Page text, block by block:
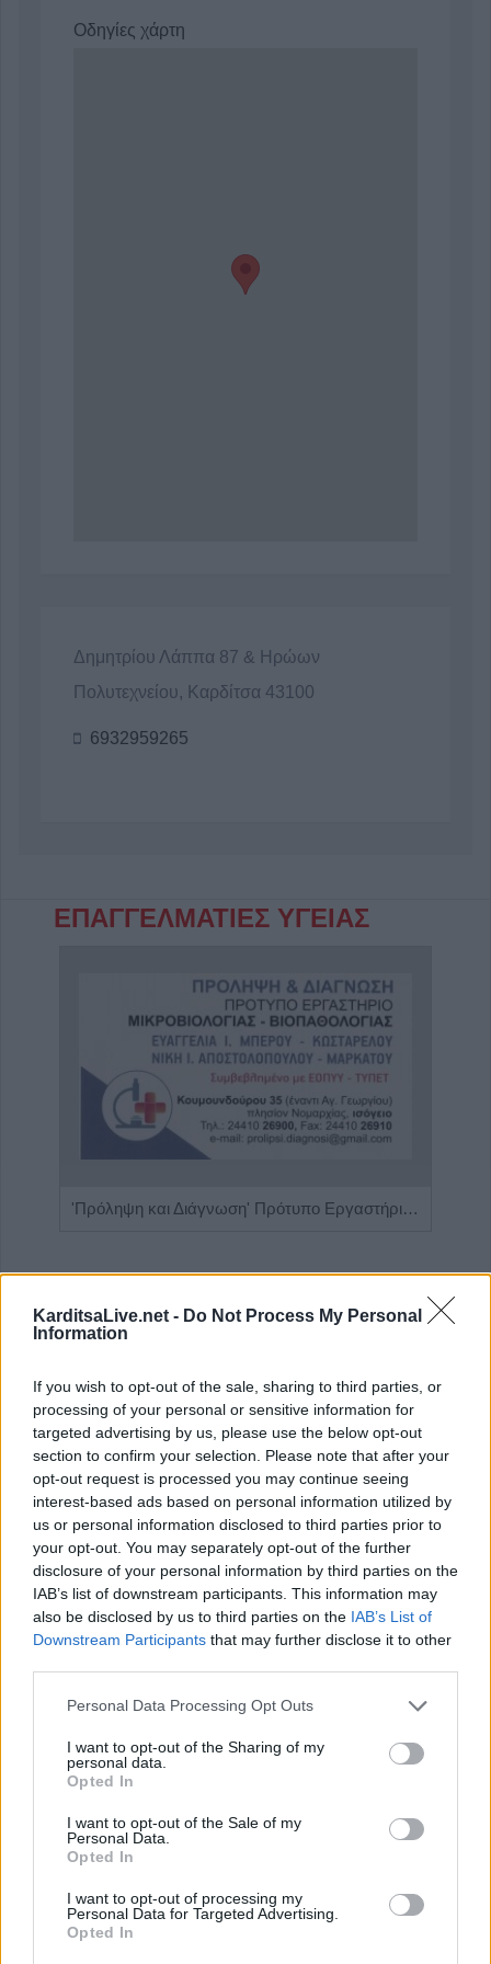
KarditsaLive.net - Do Not Process My Personal
Information
If you wish to opt-out of the sale, sharing to third parties, or
processing of your personal or sensitive information for
targeted advertising by us, please use the below opt-out
section to confirm your selection. Please note that after your
opt-out request is processed you may continue seeing
interest-based ads based on personal information utilized by
us or personal information disclosed to third parties prior to
your opt-out. You may separately opt-out of the further
disclosure of your personal information by third parties on the
IAB’s list of downstream participants. This information may
also be disclosed by us to third parties on the IAB’s List of
Downstream Participants that may further disclose it to other
Personal Data Processing Opt Outs
I want to opt-out of the Sharing of my
personal data.
Opted In
I want to opt-out of the Sale of my
Personal Data.
Opted In
I want to opt-out of processing my
Personal Data for Targeted Advertising.
Opted In
Οδηγίες χάρτη
Δημητρίου Λάππα 87 & Ηρώων
Πολυτεχνείου, Καρδίτσα 43100
6932959265
ΕΠΑΓΓΕΛΜΑΤΙΕΣ ΥΓΕΙΑΣ
'Πρόληψη και Διάγνωση' Πρότυπο Εργαστήριο Μικροβιολογίας - Βιοπαθολογίας
ΤΕΛΕΥΤΑΙΑ ΝΕΑ
“Calimera” με “spitiko” και συνταγές όπως
5 Αυγούστου 2026, 23:58
Στη Σόφια θα ψάξει την πρόκριση ο
Παναθηναϊκός
5 Αυγούστου 2026, 23:33
Λάρισα – Στο νοσοκομείο ο οδηγός του
δικύκλου